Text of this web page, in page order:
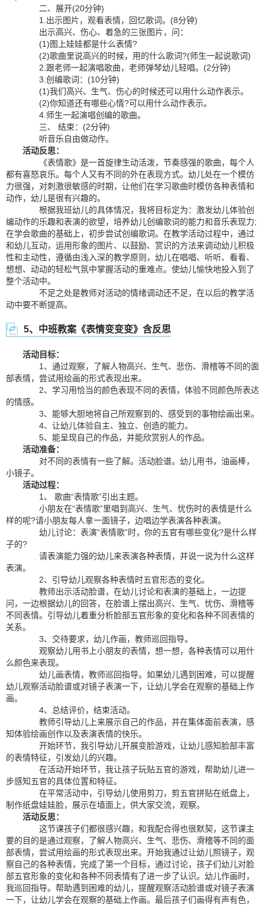
二、展开(20分钟)
1.出示图片，观看表情，回忆歌词。(8分钟)
出示高兴、伤心、着急的三张图片，问：
(1)图上娃娃都是什么表情?
(2)歌曲里说高兴的时候，用的什么歌词?(师生一起说歌词)
2.跟老师一起演唱歌曲，老师弹琴幼儿轻唱。(2分钟)
3.创编歌词：(10分钟)
(1)我们高兴、生气、伤心的时候还可以用什么动作表示。
(2)你知道还有哪些心情?可以用什么动作表示。
4.师生一起演唱创编的歌曲。
三、 结束：(2分钟)
听音乐自由做动作。
活动反思：
《表情歌》是一首旋律生动活泼，节奏感强的歌曲，每个人
都有喜怒哀乐。每个人又有不同的外在表现方式。幼儿处在一个模仿
力很强，对刺激很敏感的时期，让他们在学习歌曲时模仿各种表情和
动作，幼儿是很有兴趣的。
根据我班幼儿的具体情况，我将目标定为：激发幼儿体验创
编动作的乐趣和表演的欲望，培养幼儿创编歌词的能力和音乐表现力;
在学会歌曲的基础上，初步尝试创编歌词。在教学活动过程中，通过
和幼儿互动，运用形象的图片、以鼓励、赏识的方法来调动幼儿积极
性和主动性，遵循由浅入深的教学原则，幼儿在唱唱、听听、看看、
想想、动动的轻松气氛中掌握活动的重难点。使幼儿愉快地投入到了
整个活动中。
不足之处是教师对活动的情绪调动还不足，在以后的教学活
动中要不断提高。
5、中班教案《表情变变变》含反思
活动目标：
1、通过观察，了解人物高兴、生气、悲伤、滑稽等不同的面
部表情，尝试用绘画的形式表现出来。
2、学习用恰当的颜色表现不同的表情，体验不同颜色所表达
的情感。
3、能够大胆地将自己所观察到的、感受到的事物绘画出来。
4、让幼儿体验自主、独立、创造的能力。
5、能呈现自己的作品，并能欣赏别人的作品。
活动准备：
对不同的表情有一些了解。活动脸谱。幼儿用书，油画棒，
小镜子。
活动过程：
1、 歌曲“表情歌”引出主题。
小朋友在“表情歌”里唱到高兴、生气、忧伤时的表情是什么
样的呢?请小朋友每人拿一面镜子，边唱边学表演各种表演。
幼儿讨论：表演“表情歌”时，你的五官有哪些变化?是什么样
子的?
请表演能力强的幼儿来表演各种表情，并说一说为什么这样
表演。
2、引导幼儿观察各种表情时五官形态的变化。
教师出示活动脸谱，在幼儿讨论和表演的基础上，一边提
问，一边根据幼儿的回答，在脸谱上摆出高兴、生气、忧伤、滑稽等
不同表情。引导幼儿着重分析脸部五官形象的变化和各种不同表情的
关系。
3、交待要求，幼儿作画，教师巡回指导。
观察幼儿用书上小朋友的表情，想一想，各种表情可以用什
么颜色来表现。
幼儿画表情，教师巡回指导。如果幼儿遇到困难，可以提醒
幼儿观察活动脸谱或对镜子表演一下，让幼儿学会在观察的基础上作
画。
4、总结评价，结束活动。
教师引导幼儿上来展示自己的作品，并在集体面前表演，感
知体验绘画创作以及表演表情的快乐。
开始环节，我引导幼儿开展变脸游戏，让幼儿感知脸部丰富
的表情特征，引发幼儿的兴趣。
在活动开始环节，我让孩子玩贴五官的游戏，帮助幼儿进一
步感知五官的具体位置和特征。
在平常活动中，引导幼儿使用剪刀，剪五官拼贴在纸盘上，
制作纸盘娃娃脸，展示在墙面上，供大家交流，观察。
活动反思：
这节课孩子们都很感兴趣，和我配合得也很默契，这节课主
要的目的是通过观察，了解人物高兴、生气、悲伤、滑稽等不同的面
部表情，尝试用绘画的形式表现出来。开始我通过让幼儿照镜子，观
察自己的各种表情，完成了第一个目标，通过讨论，孩子们幼儿对脸
部五官形象的变化和各种不同表情有了进一步了认识。幼儿作画时，
我巡回指导。帮助遇到困难的幼儿，提醒观察活动脸谱或对镜子表演
一下，让幼儿学会在观察的基础上作画。最后孩子们画得有声有色，